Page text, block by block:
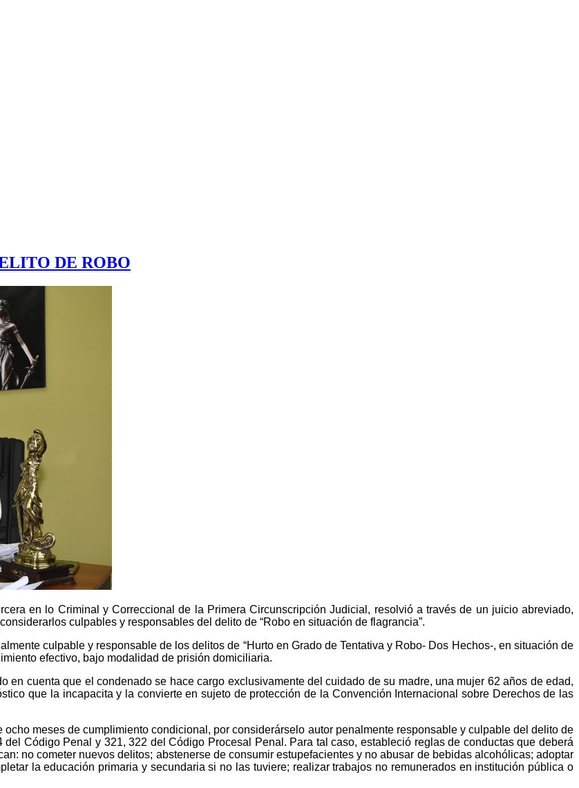
DE ROBO
en lo Criminal y Correccional de la Primera Circunscripción Judicial, resolvió a través de un juicio abreviado,
culpables y responsables del delito de “Robo en situación de flagrancia”.
culpable y responsable de los delitos de “Hurto en Grado de Tentativa y Robo- Dos Hechos-, en situación de
efectivo, bajo modalidad de prisión domiciliaria.
cuenta que el condenado se hace cargo exclusivamente del cuidado de su madre, una mujer 62 años de edad,
que la incapacita y la convierte en sujeto de protección de la Convención Internacional sobre Derechos de las
meses de cumplimiento condicional, por considerárselo autor penalmente responsable y culpable del delito de
Código Penal y 321, 322 del Código Procesal Penal. Para tal caso, estableció reglas de conductas que deberá
no cometer nuevos delitos; abstenerse de consumir estupefacientes y no abusar de bebidas alcohólicas; adoptar
la educación primaria y secundaria si no las tuviere; realizar trabajos no remunerados en institución pública o